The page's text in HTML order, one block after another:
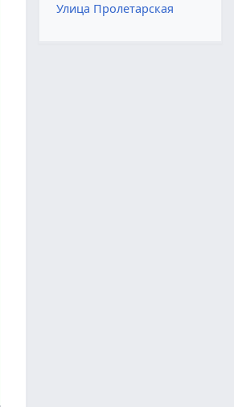
Улица Пролетарская